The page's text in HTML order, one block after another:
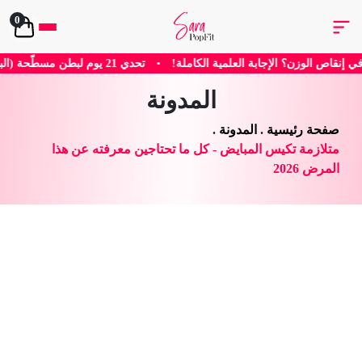
(البرنامج الرياضي) • كتيب تحدي 21 يوم لبطن مسطحة
المدونة .
- كل ما تحتاجين معرفته عن هذا